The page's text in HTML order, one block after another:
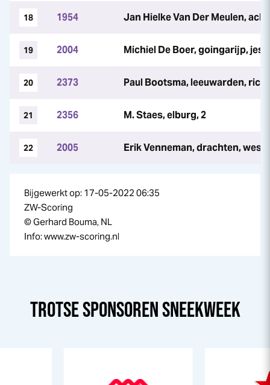
18 1954 Jan Hielke Van Der Meulen,
19 2004 Michiel De Boer, goingarijp,
20 2373 Paul Bootsma, leeuwarden, rick
21 2356 M. Staes, elburg, 2
22 2005 Erik Venneman, drachten,
Bijgewerkt op: 17-05-2022 06:35
ZW-Scoring
© Gerhard Bouma, NL
Info: www.zw-scoring.nl
TROTSE SPONSORENSNEEKWEEK